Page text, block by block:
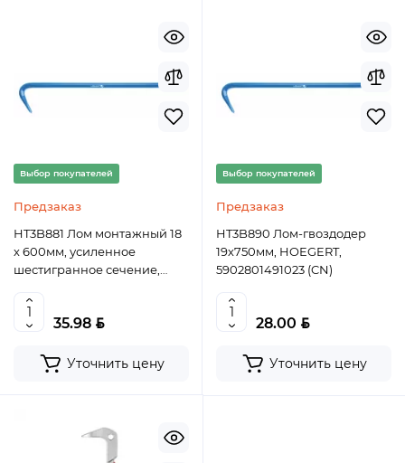
Выбор покупателей
Предзаказ
HT3B881 Лом монтажный 18
х 600мм, усиленное
шестигранное сечение,
(CN)
35.98 BYN
Уточнить цену
Выбор покупателей
Предзаказ
HT3B890 Лом-гвоздодер
19х750мм, HOEGERT,
5902801491023 (CN)
28.00 BYN
Уточнить цену